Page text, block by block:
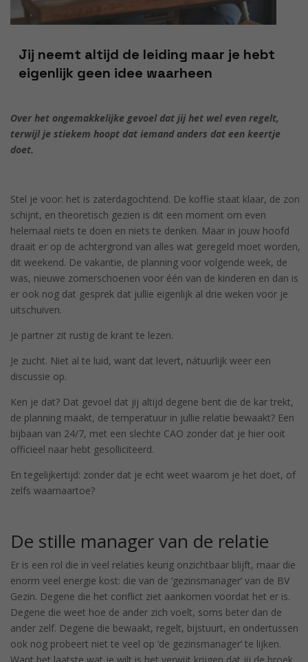
Jij neemt altijd de leiding maar je hebt
eigenlijk geen idee waarheen
Over het ongemakkelijke gevoel dat jij het wel even regelt,
terwijl je stiekem hoopt dat iemand anders dat een keertje
doet.
Stel je voor: het is zaterdagochtend. De koffie staat klaar, de zon
schijnt, en theoretisch gezien is dit een moment om even
helemaal niets te doen en niets te denken. Maar in jouw hoofd
draait er op de achtergrond van alles wat geregeld moet worden,
dit weekend. De vakantie, de planning voor volgende week, de
was, nieuwe zomerschoenen voor één van de kinderen en dan is
er ook nog dat gesprek dat jullie eigenlijk al drie weken voor je
uitschuiven.
Je partner zit rustig de krant te lezen.
Je zucht. Niet al te luid, want dat levert, nátuurlijk weer een
discussie op.
Ken je dat? Dat gevoel dat jij altijd degene bent die de kar trekt,
de planning maakt, de temperatuur in jullie relatie bewaakt? Een
bijbaan van 24/7, met een slechte CAO zonder dat je hier ooit
officieel naar hebt gesolliciteerd.
En tegelijkertijd: zonder dat je echt weet waarom je het doet, of
zelfs waarnaartoe?
De stille manager van de relatie
Er is een rol die in veel relaties keurig onzichtbaar blijft, maar die
enorm veel energie kost: die van de ‘gezinsmanager’ van de BV
Gezin. Degene die het conflict ziet aankomen voordat het er is.
Degene die weet hoe de ander zich voelt, soms beter dan de
ander zelf. Degene die bewaakt, regelt, bijstuurt, en ondertussen
ook nog probeert niet te veel op ‘de gezinsmanager’ te lijken.
Want het laatste wat je wilt is het verwijt krijgen dat jij de broek